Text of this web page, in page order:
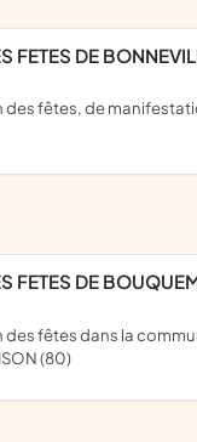
FETES DE
FETES DE
(80)